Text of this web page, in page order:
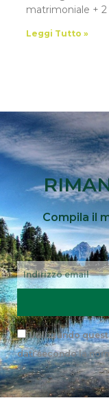
matrimoniale +
Leggi Tutto »
Compila il
Email
Privacy
Utilizzando
dati secondo la